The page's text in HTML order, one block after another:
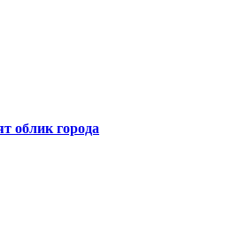
облик города